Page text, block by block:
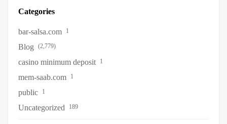
https://www.hots
romania.com/
Categories
bar-salsa.com 1
Blog (2,779)
casino minimum deposit 1
mem-saab.com 1
public 1
Uncategorized 189